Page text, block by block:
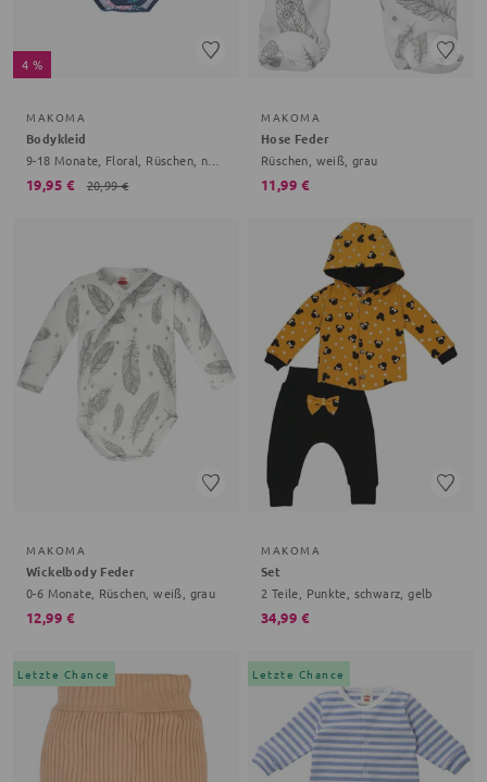
4 %
MAKOMA
Bodykleid
19,95 € 20,99 €
MAKOMA
Hose Feder
Rüschen, weiß, grau
11,99 €
MAKOMA
Wickelbody Feder
0-6 Monate, Rüschen, weiß, grau
12,99 €
MAKOMA
Set
2 Teile, Punkte, schwarz, gelb
34,99 €
Letzte Chance Letzte Chance